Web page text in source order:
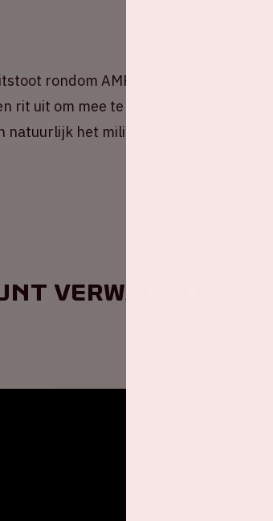
rondom AMF! Deel nu jouw lege
rit uit om mee te rijden. Samen rijden is
het milieu. Druk snel op
verwachten?